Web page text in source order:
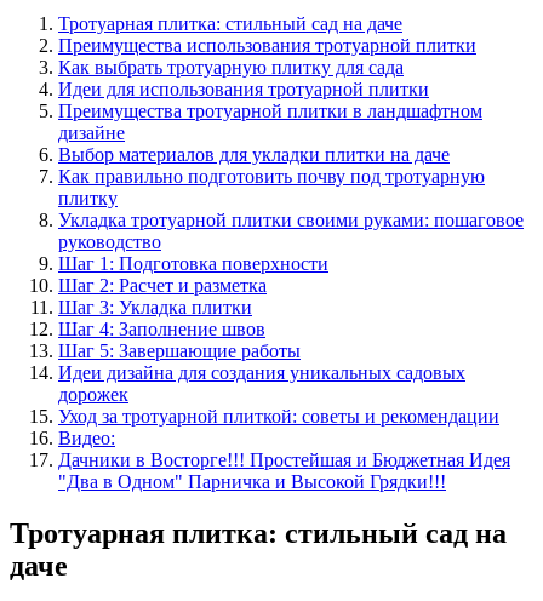
Тротуарная плитка: стильный сад на даче
Преимущества использования тротуарной плитки
Как выбрать тротуарную плитку для сада
Идеи для использования тротуарной плитки
Преимущества тротуарной плитки в ландшафтном
дизайне
Выбор материалов для укладки плитки на даче
Как правильно подготовить почву под тротуарную
плитку
Укладка тротуарной плитки своими руками: пошаговое
руководство
Шаг 1: Подготовка поверхности
Шаг 2: Расчет и разметка
Шаг 3: Укладка плитки
Шаг 4: Заполнение швов
Шаг 5: Завершающие работы
Идеи дизайна для создания уникальных садовых
дорожек
Уход за тротуарной плиткой: советы и рекомендации
Видео:
Дачники в Восторге!!! Простейшая и Бюджетная Идея
"Два в Одном" Парничка и Высокой Грядки!!!
Тротуарная плитка: стильный сад на
даче